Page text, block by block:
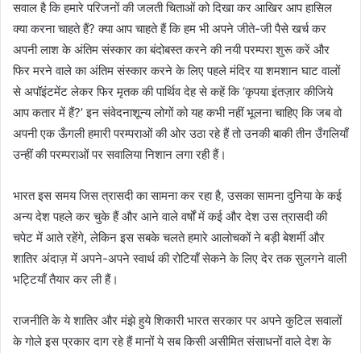
सवाल है कि हमारे परिजनों की जलती चिताओं को दिखा कर आखिर आप हासिल
क्या करना चाहते हैं? क्या आप चाहते हैं कि हम भी अपने जीते-जी पैसे खर्च कर
अपनी लाश के अंतिम संस्कार का बंदोबस्त करने की नयी परम्परा शुरू करें और
फिर मरने वाले का अंतिम संस्कार करने के लिए पहले मंदिर या शमशान घाट वालों
से अपॉइंटमेंट लेकर फिर मृतक की पार्थिव देह से कहें कि ‘कृपया इंतज़ार कीजिये
आप कतार में हैं?’ इन संवेदनाशून्य लोगों को यह कभी नहीं भूलना चाहिए कि जब वो
अपनी एक ऊँगली हमारी परम्पराओं की ओर उठा रहे हैं तो उनकी बाकी तीन उँगलियाँ
उन्हीं की परम्पराओं पर सवालिया निशान लगा रही हैं।
भारत इस समय जिस त्रासदी का सामना कर रहा है, उसका सामना दुनिया के कई
अन्य देश पहले कर चुके हैं और आने वाले वर्षों में कई और देश उस त्रासदी की
चपेट में आते रहेंगे, लेकिन इस सबके चलते हमारे आलोचकों ने बड़ी बेशर्मी और
शातिर अंदाज़ में अपने-अपने स्वार्थ की रोटियाँ सेकने के लिए देर तक सुलगने वाली
भट्टियाँ तैयार कर ली हैं।
राजनीति के ये शातिर और मंझे हुये शिकारी भारत सरकार पर अपने कुटिल सवालों
के गोले इस प्रकार दाग रहे हैं मानों ये सब किसी असीमित संसाधनों वाले देश के